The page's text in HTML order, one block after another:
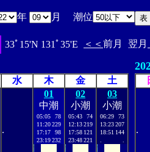
年 月 潮位
33ﾟ15'N 131ﾟ35'E ＜＜ 前月 翌月
水 木 金 土
.
01
中潮
05:05
78
11:20229
17:17
98
23:19232
02
小潮
05:43
74
12:13219
17:58 121
23:48221
03
小潮
06:29
73
13:23207
18:51 144
.